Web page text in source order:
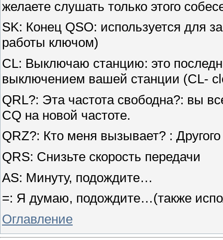
желаете слушать только этого
SK: Конец QSO: используется для
работы ключом)
CL: Выключаю станцию: это
выключением вашей станции (CL-
QRL?: Эта частота свободна?: вы
CQ на новой частоте.
QRZ?: Кто меня вызывает? :
QRS: Снизьте скорость передачи
AS: Минуту, подождите…
=: Я думаю, подождите…(также
Оглавление